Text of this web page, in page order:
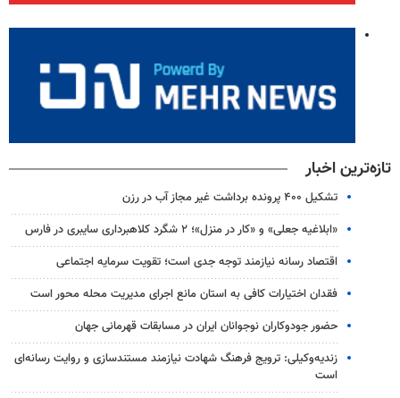
تازه‌ترین اخبار
تشکیل ۴۰۰ پرونده برداشت غیر مجاز آب در رزن
«ابلاغیه جعلی» و «کار در منزل»؛ ۲ شگرد کلاهبرداری سایبری در فارس
اقتصاد رسانه نیازمند توجه جدی است؛ تقویت سرمایه اجتماعی
فقدان اختیارات کافی به استان مانع اجرای مدیریت محله محور است
حضور جودوکاران نوجوانان ایران در مسابقات قهرمانی جهان
زندیه‌وکیلی: ترویج فرهنگ شهادت نیازمند مستندسازی و روایت رسانه‌ای
است